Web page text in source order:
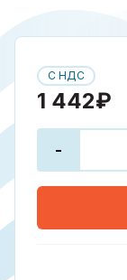
С НДС
1 442₽
-